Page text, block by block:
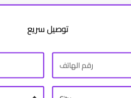
توصيل سريع